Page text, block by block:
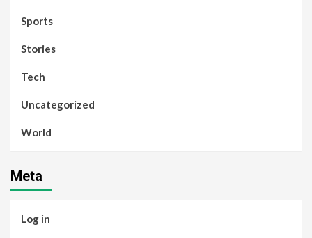
Sports
Stories
Tech
Uncategorized
World
Meta
Log in